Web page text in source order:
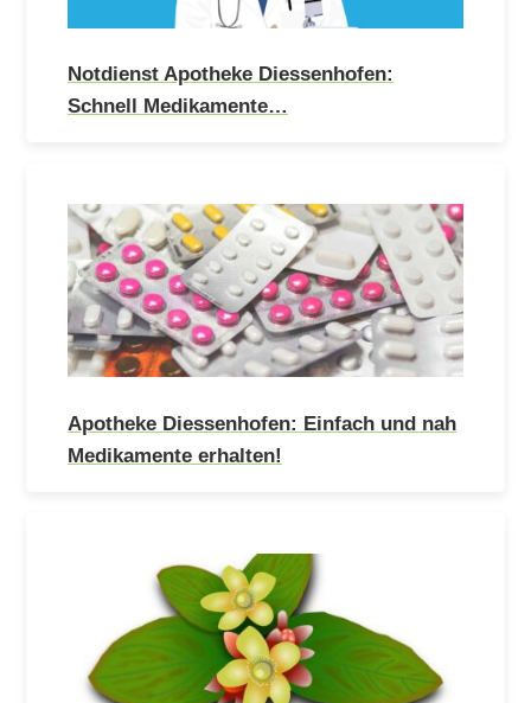
Notdienst Apotheke Diessenhofen:
Schnell Medikamente…
Apotheke Diessenhofen: Einfach und nah
Medikamente erhalten!